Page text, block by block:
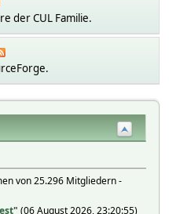
der CUL Familie.
von 25.296 Mitgliedern -
" (06 August 2026, 23:20:55)